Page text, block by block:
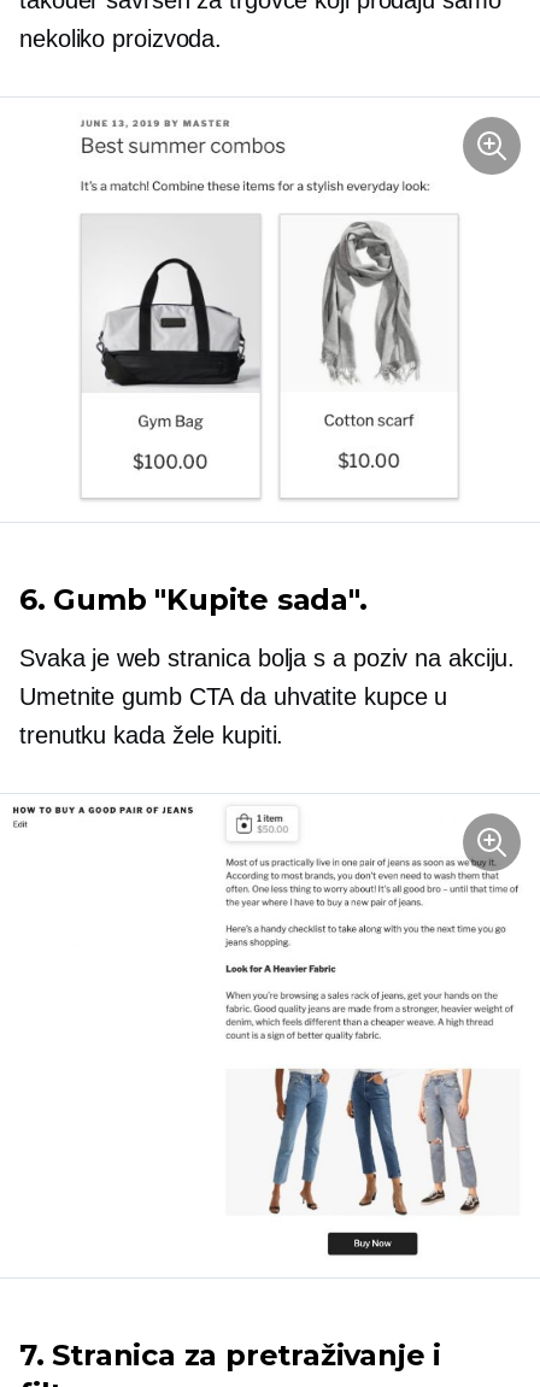
nekoliko proizvoda.
6. Gumb "Kupite sada".
Svaka je web stranica bolja s a poziv na akciju.
Umetnite gumb CTA da uhvatite kupce u
trenutku kada žele kupiti.
7. Stranica za pretraživanje i